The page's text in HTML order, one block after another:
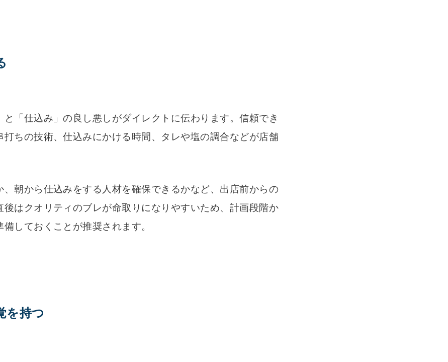
「仕込み」の良し悪しがダイレクトに伝わります。信頼でき
ちの技術、仕込みにかける時間、タレや塩の調合などが店舗
朝から仕込みをする人材を確保できるかなど、出店前からの
はクオリティのブレが命取りになりやすいため、計画段階か
しておくことが推奨されます。
を持つ